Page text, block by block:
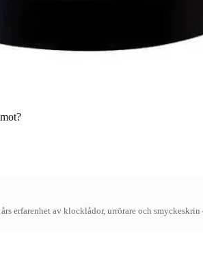
erfarenhet av klocklådor, urrörare och